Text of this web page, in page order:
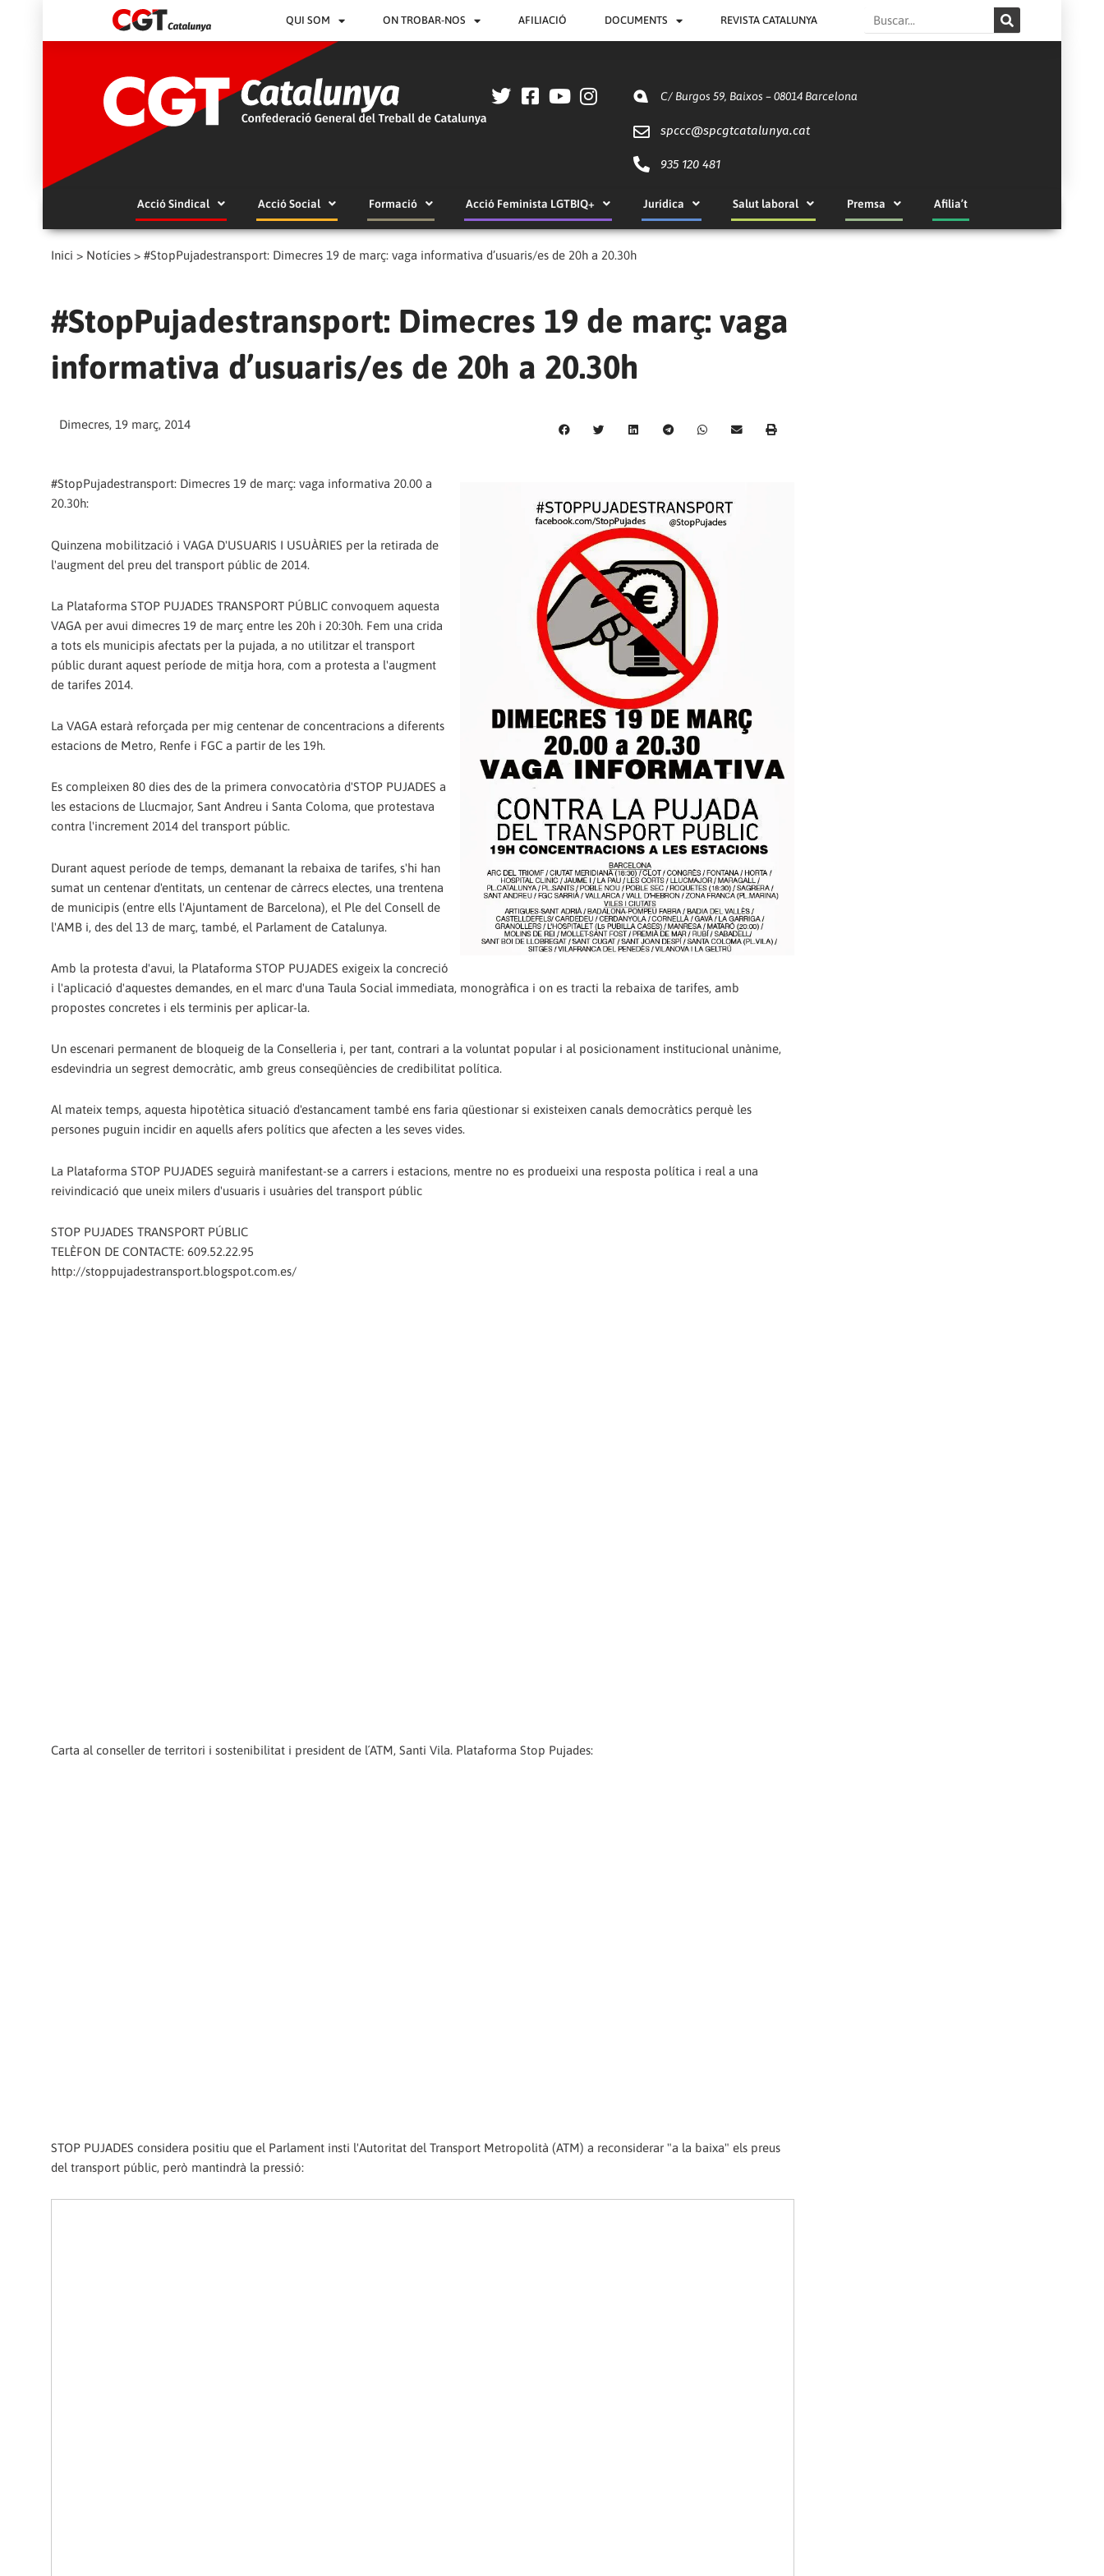
QUI SOM ON TROBAR-NOS AFILIACIÓ DOCUMENTS REVISTA CATALUNYA Search
C/ Burgos 59, Baixos – 08014 Barcelona
spccc@spcgtcatalunya.cat
935 120 481
Acció Sindical Acció Social Formació Acció Feminista LGTBIQ+ Jurídica Salut laboral Premsa Afilia’t
Inici > Notícies > #StopPujadestransport: Dimecres 19 de març: vaga informativa d’usuaris/es de 20h a 20.30h
#StopPujadestransport: Dimecres 19 de març: vaga
informativa d’usuaris/es de 20h a 20.30h
Dimecres, 19 març, 2014
#StopPujadestransport: Dimecres 19 de març: vaga informativa 20.00 a
20.30h:
Quinzena mobilització i VAGA D'USUARIS I USUÀRIES per la retirada de
l'augment del preu del transport públic de 2014.
La Plataforma STOP PUJADES TRANSPORT PÚBLIC convoquem aquesta
VAGA per avui dimecres 19 de març entre les 20h i 20:30h. Fem una crida
a tots els municipis afectats per la pujada, a no utilitzar el transport
públic durant aquest període de mitja hora, com a protesta a l'augment
de tarifes 2014.
La VAGA estarà reforçada per mig centenar de concentracions a diferents
estacions de Metro, Renfe i FGC a partir de les 19h.
Es compleixen 80 dies des de la primera convocatòria d'STOP PUJADES a
les estacions de Llucmajor, Sant Andreu i Santa Coloma, que protestava
contra l'increment 2014 del transport públic.
Durant aquest període de temps, demanant la rebaixa de tarifes, s'hi han
sumat un centenar d'entitats, un centenar de càrrecs electes, una trentena
de municipis (entre ells l'Ajuntament de Barcelona), el Ple del Consell de
l'AMB i, des del 13 de març, també, el Parlament de Catalunya.
Amb la protesta d'avui, la Plataforma STOP PUJADES exigeix la concreció
i l'aplicació d'aquestes demandes, en el marc d'una Taula Social immediata, monogràfica i on es tracti la rebaixa de tarifes, amb
propostes concretes i els terminis per aplicar-la.
Un escenari permanent de bloqueig de la Conselleria i, per tant, contrari a la voluntat popular i al posicionament institucional unànime,
esdevindria un segrest democràtic, amb greus conseqüències de credibilitat política.
Al mateix temps, aquesta hipotètica situació d'estancament també ens faria qüestionar si existeixen canals democràtics perquè les
persones puguin incidir en aquells afers polítics que afecten a les seves vides.
La Plataforma STOP PUJADES seguirà manifestant-se a carrers i estacions, mentre no es produeixi una resposta política i real a una
reivindicació que uneix milers d'usuaris i usuàries del transport públic
STOP PUJADES TRANSPORT PÚBLIC
TELÈFON DE CONTACTE: 609.52.22.95
http://stoppujadestransport.blogspot.com.es/
Carta al conseller de territori i sostenibilitat i president de l´ATM, Santi Vila. Plataforma Stop Pujades:
STOP PUJADES considera positiu que el Parlament insti l'Autoritat del Transport Metropolità (ATM) a reconsiderar "a la baixa" els preus
del transport públic, però mantindrà la pressió: